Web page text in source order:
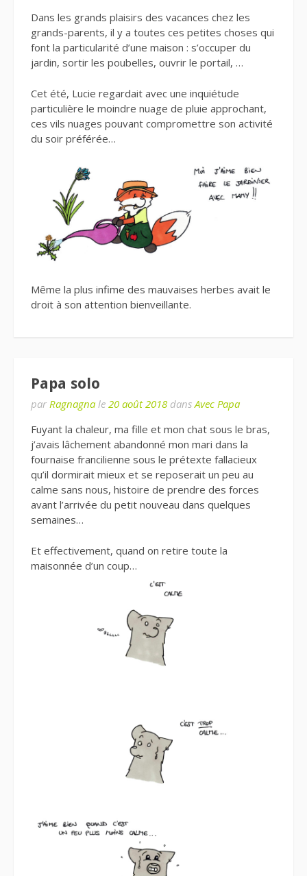
Dans les grands plaisirs des vacances chez les
grands-parents, il y a toutes ces petites choses qui
font la particularité d’une maison : s’occuper du
jardin, sortir les poubelles, ouvrir le portail, …
Cet été, Lucie regardait avec une inquiétude
particulière le moindre nuage de pluie approchant,
ces vils nuages pouvant compromettre son activité
du soir préférée…
Même la plus infime des mauvaises herbes avait le
droit à son attention bienveillante.
Papa solo
par Ragnagna le 20 août 2018 dansAvec Papa
Fuyant la chaleur, ma fille et mon chat sous le bras,
j’avais lâchement abandonné mon mari dans la
fournaise francilienne sous le prétexte fallacieux
qu’il dormirait mieux et se reposerait un peu au
calme sans nous, histoire de prendre des forces
avant l’arrivée du petit nouveau dans quelques
semaines…
Et effectivement, quand on retire toute la
maisonnée d’un coup…